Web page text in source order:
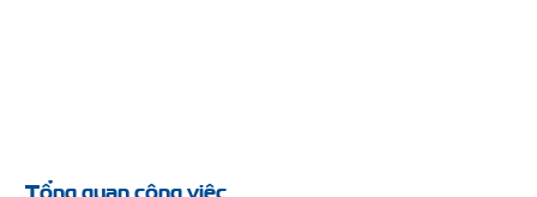
Tổng quan công việc